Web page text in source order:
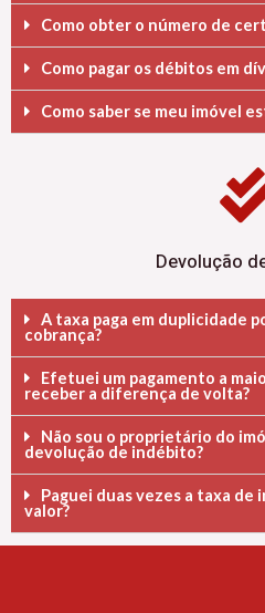
Como obter o número de
Como pagar os débitos em
Como saber se meu imóvel
Devolução
A taxa paga em duplicidade
cobrança?
Efetuei um pagamento a
receber a diferença de volta?
Não sou o proprietário do
devolução de indébito?
Paguei duas vezes a taxa de
valor?